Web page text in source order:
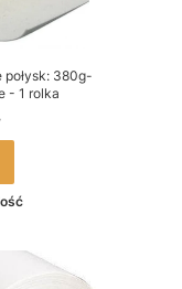
połysk: 380g-
- 1 rolka